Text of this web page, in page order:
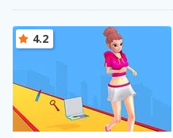
4.2